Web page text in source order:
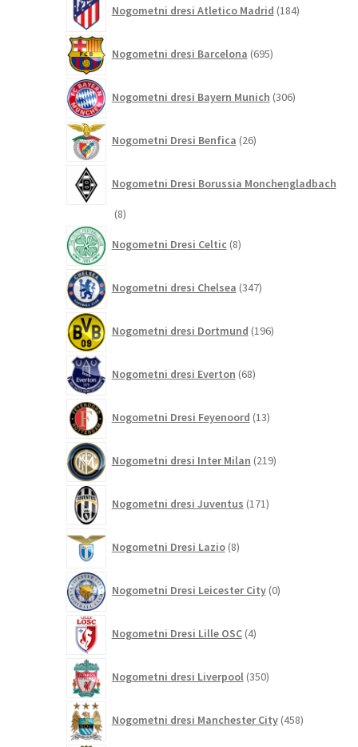
Nogometni dresi Atletico Madrid 184izdelkov
Nogometni dresi Barcelona 695izdelkov
Nogometni dresi Bayern Munich 306izdelkov
Nogometni Dresi Benfica 26izdelkov
Nogometni Dresi Borussia Monchengladbach
88
Nogometni Dresi Celtic 8izdelkov
Nogometni dresi Chelsea 347izdelkov
Nogometni dresi Dortmund 196izdelkov
Nogometni dresi Everton 68izdelkov
Nogometni Dresi Feyenoord 13izdelkov
Nogometni dresi Inter Milan 219izdelkov
Nogometni dresi Juventus 171izdelkov
Nogometni Dresi Lazio 8izdelkov
Nogometni Dresi Leicester City 0izdelkov
Nogometni Dresi Lille OSC 4izdelki
Nogometni dresi Liverpool 350izdelkov
Nogometni dresi Manchester City 458izdelkov